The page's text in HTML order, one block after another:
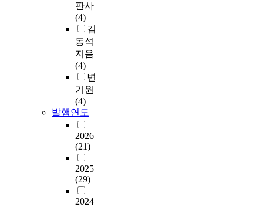
판사
(4)
김
동석
지음
(4)
변
기원
(4)
발행연도
2026
(21)
2025
(29)
2024